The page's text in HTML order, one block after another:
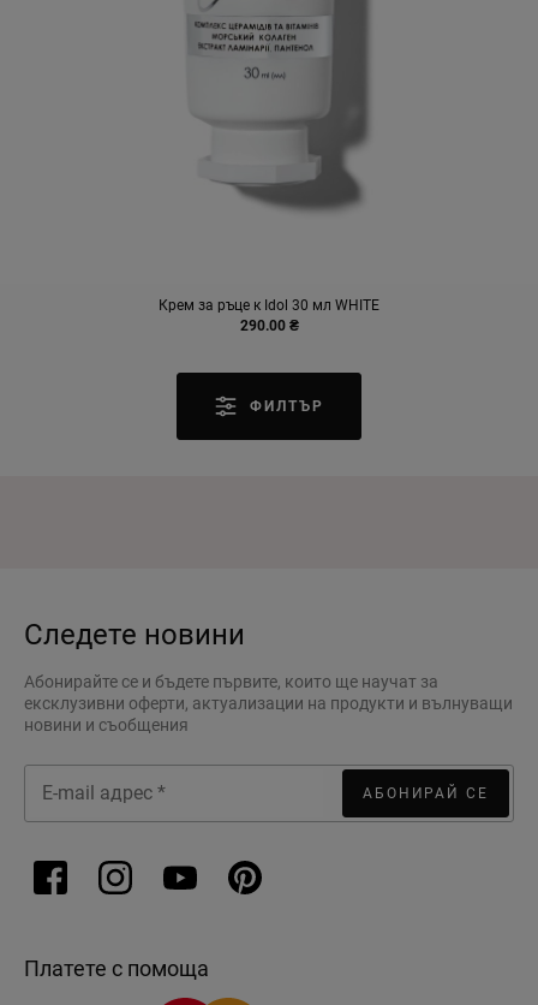
Крем за ръце к Idol 30 мл WHITE
290.00 ₴
ФИЛТЪР
Следете новини
Абонирайте се и бъдете първите, които ще научат за
ексклузивни оферти, актуализации на продукти и вълнуващи
новини и съобщения
АБОНИРАЙ СЕ
Платете с помоща